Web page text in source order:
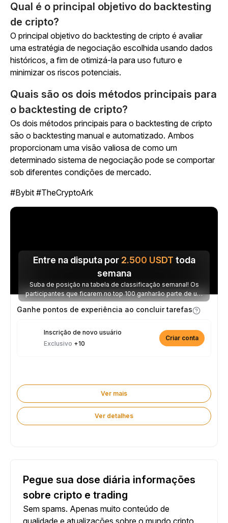
Qual é o principal objetivo do backtesting
de cripto?
O principal objetivo do backtesting de cripto é avaliar
uma estratégia de negociação escolhida usando dados
históricos, a fim de otimizá-la para uso futuro e
minimizar os riscos potenciais.
Quais são os dois métodos principais para
o backtesting de cripto?
Os dois métodos principais para o backtesting de cripto
são o backtesting manual e automatizado. Ambos
proporcionam uma visão valiosa de como um
determinado sistema de negociação pode se comportar
sob diferentes condições de mercado.
#Bybit #TheCryptoArk
Entre na disputa por 2.500 USDT toda
semana
Suba de posição na tabela de classificação semanal! Os
participantes que ficarem no top 100 ganharão parte de um
prêmio de 2.500 USDT toda semana.
Ganhe pontos de experiência ao concluir tarefas
Inscrição de novo usuário
Exclusivo +10
Criar conta
Ver mais
Ver detalhes
Pegue sua dose diária informações
sobre cripto e trading
Sem spams. Apenas muito conteúdo de
qualidade e atualizações sobre o mundo cripto.